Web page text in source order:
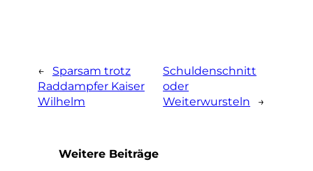
←
Sparsam trotz
Raddampfer Kaiser
Wilhelm
Schuldenschnitt
oder
Weiterwursteln
→
Weitere Beiträge